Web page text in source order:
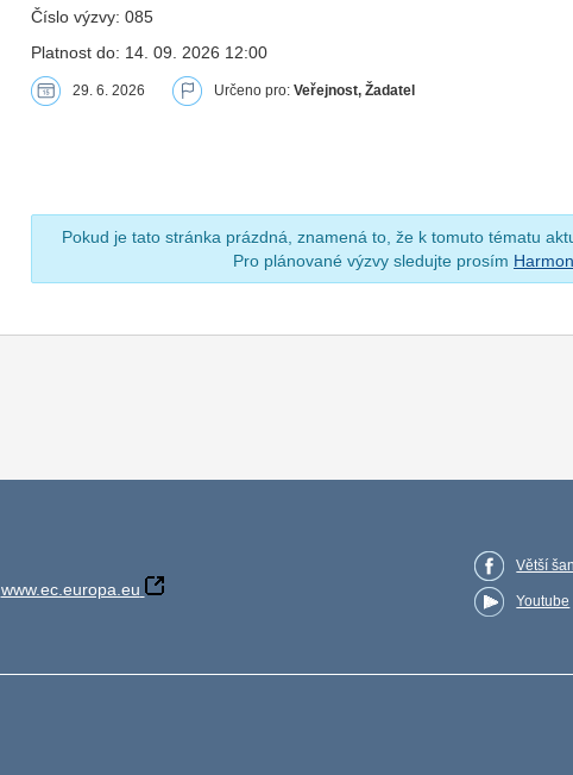
Číslo výzvy: 085
Platnost do: 14. 09. 2026 12:00
29. 6. 2026 Určeno pro:Veřejnost, Žadatel
Pokud je tato stránka prázdná, znamená to, že k tomuto tématu
Pro plánované výzvy sledujte prosím
www.ec.europa.eu
Větší
Youtube